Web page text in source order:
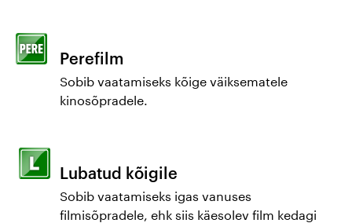
filmiõhtu
Artise animeõhtu
õhtu
Daamide valik
Kohvik Perefilm
Sobib vaatamiseks kõige väiksematele
kinosõpradele.
Lubatud kõigile
Sobib vaatamiseks igas vanuses
filmisõpradele, ehk siis käesolev film kedagi